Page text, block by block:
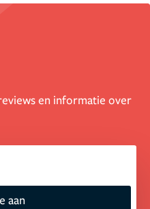
en informatie over
aan